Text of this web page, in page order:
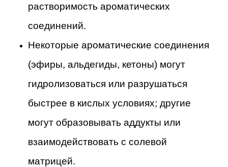
растворимость ароматических
соединений.
Некоторые ароматические соединения
(эфиры, альдегиды, кетоны) могут
гидролизоваться или разрушаться
быстрее в кислых условиях; другие
могут образовывать аддукты или
взаимодействовать с солевой
матрицей.